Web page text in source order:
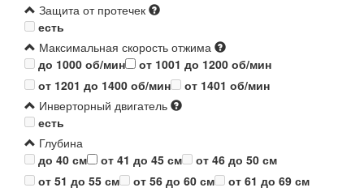
Защита от протечек
есть
Максимальная скорость отжима
до 1000 об/мин
от 1001 до 1200 об/мин
от 1201 до 1400 об/мин
от 1401 об/мин
Инверторный двигатель
есть
Глубина
до 40 см
от 41 до 45 см
от 46 до 50 см
от 51 до 55 см
от 56 до 60 см
от 61 до 69 см